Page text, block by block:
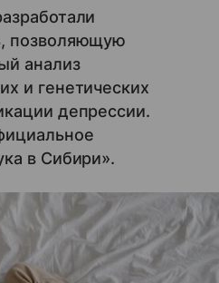
позволяющую
анализ
и генетических
депрессии.
в Сибири».